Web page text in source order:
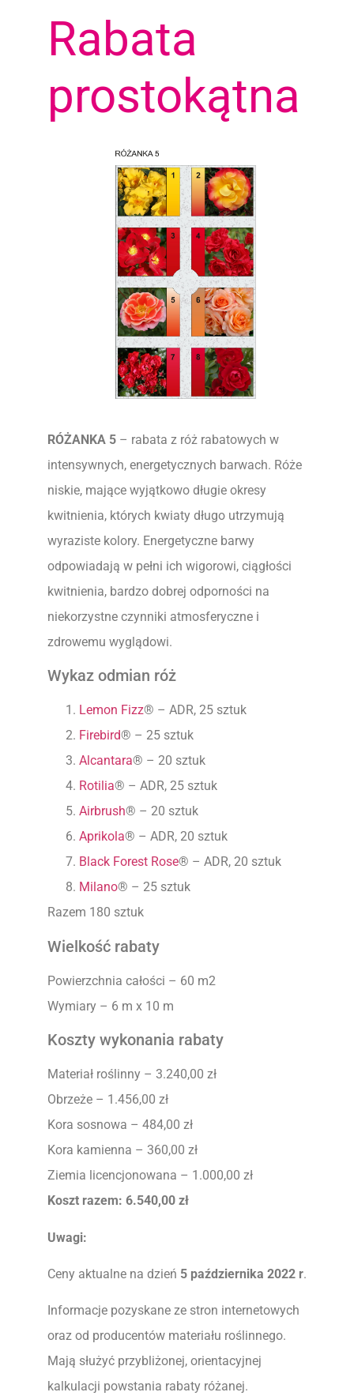
Rabata
prostokątna
RÓŻANKA 5 – rabata z róż rabatowych w
intensywnych, energetycznych barwach. Róże
niskie, mające wyjątkowo długie okresy
kwitnienia, których kwiaty długo utrzymują
wyraziste kolory. Energetyczne barwy
odpowiadają w pełni ich wigorowi, ciągłości
kwitnienia, bardzo dobrej odporności na
niekorzystne czynniki atmosferyczne i
zdrowemu wyglądowi.
Wykaz odmian róż
Lemon Fizz® – ADR, 25 sztuk
Firebird® – 25 sztuk
Alcantara® – 20 sztuk
Rotilia® – ADR, 25 sztuk
Airbrush® – 20 sztuk
Aprikola® – ADR, 20 sztuk
Black Forest Rose® – ADR, 20 sztuk
Milano® – 25 sztuk
Razem 180 sztuk
Wielkość rabaty
Powierzchnia całości – 60 m2
Wymiary – 6 m x 10 m
Koszty wykonania rabaty
Materiał roślinny – 3.240,00 zł
Obrzeże – 1.456,00 zł
Kora sosnowa – 484,00 zł
Kora kamienna – 360,00 zł
Ziemia licencjonowana – 1.000,00 zł
Koszt razem: 6.540,00 zł
Uwagi:
Ceny aktualne na dzień 5 października 2022 r.
Informacje pozyskane ze stron internetowych
oraz od producentów materiału roślinnego.
Mają służyć przybliżonej, orientacyjnej
kalkulacji powstania rabaty różanej.